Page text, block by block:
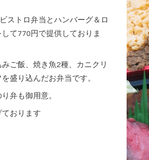
ストロ弁当とハンバーグ＆ロ
て770円で提供しておりま
ご飯、焼き魚2種、カニクリ
盛り込んだお弁当です。
弁も御用意。
おります